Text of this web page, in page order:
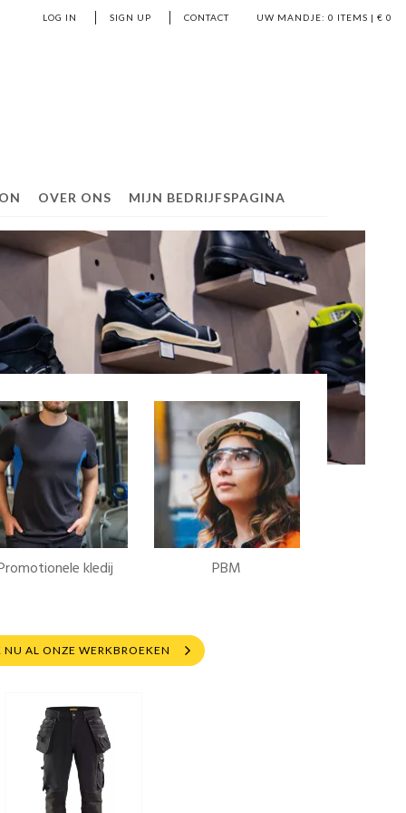
UW MANDJE: 0 ITEMS | € 0
LOG IN SIGN UP CONTACT
OVER ONS MIJN BEDRIJFSPAGINA
kledij PBM
NU AL ONZE WERKBROEKEN